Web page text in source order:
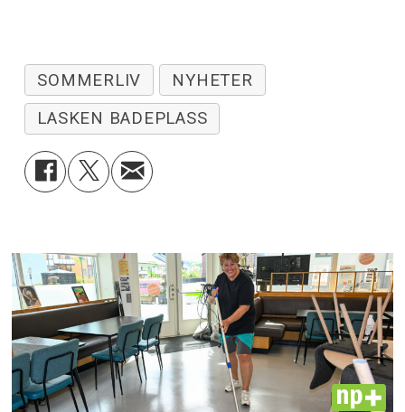
SOMMERLIV
NYHETER
LASKEN BADEPLASS
PLUS